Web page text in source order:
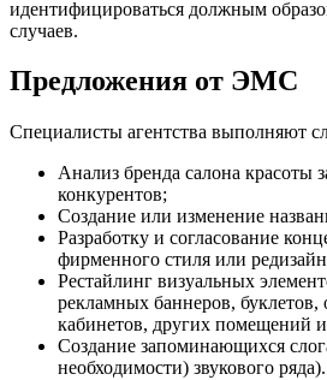
идентифицироваться должным
случаев.
Предложения от ЭМС
Специалисты агентства выполняют
Анализ бренда салона красоты
конкурентов;
Создание или изменение
Разработку и согласование
фирменного стиля или
Рестайлинг визуальных
рекламных баннеров, буклетов,
кабинетов, других помещений и
Создание запоминающихся
необходимости) звукового ряда).